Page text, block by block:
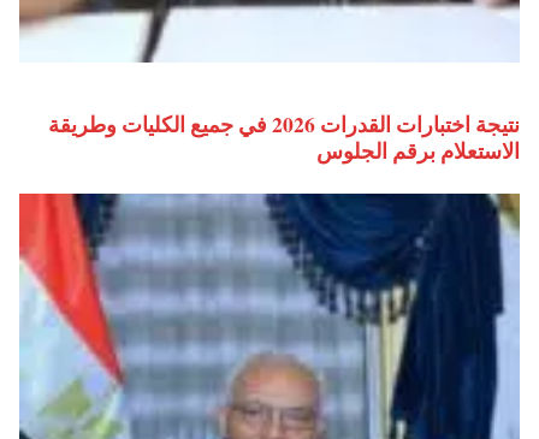
نتيجة اختبارات القدرات 2026 في جميع الكليات وطريقة
الاستعلام برقم الجلوس